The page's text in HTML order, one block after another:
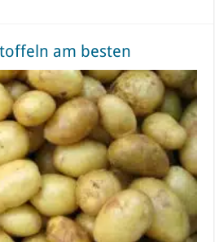
am besten